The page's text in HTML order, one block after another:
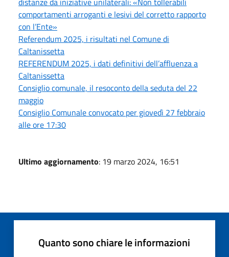
comportamenti arroganti e lesivi del corretto rapporto
con l’Ente»
Referendum 2025, i risultati nel Comune di
Caltanissetta
REFERENDUM 2025, i dati definitivi dell’affluenza a
Caltanissetta
Consiglio comunale, il resoconto della seduta del 22
maggio
Consiglio Comunale convocato per giovedì 27 febbraio
alle ore 17:30
Ultimo aggiornamento: 19 marzo 2024, 16:51
Quanto sono chiare le informazioni